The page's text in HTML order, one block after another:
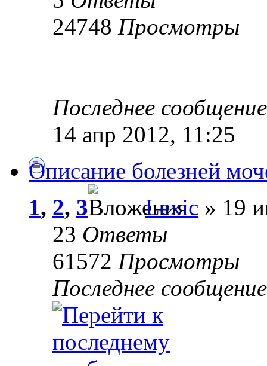
24748 Просмотры
Последнее
14 апр 2012, 11:25
Описание болезней
1, 2, 3 Lexic » 19
23 Ответы
61572 Просмотры
Последнее